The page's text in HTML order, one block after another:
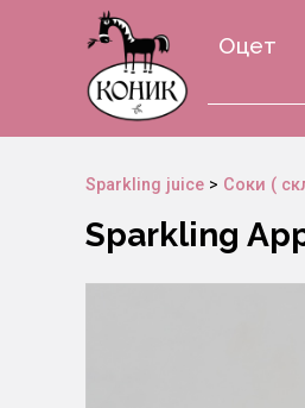
Оцет
Sparkling juice > Соки (
Sparkling